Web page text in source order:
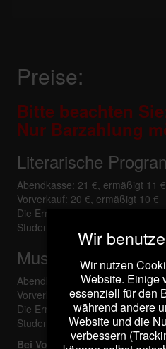
Preise:
Bitte beachten
Nur Barzahlung
Literarische
Abendkasse: 21 €, ermäßigt 11 €
Vorverkauf: 20 €, ermäßigt 10 €
Die Ermäßigung gilt für
Studenten und Besucher mit
Musikalische
Abendkasse: 26 €, ermäßigt 14 €
Vorverkauf: 25 €, ermäßigt 13 €
Die Ermäßigung gilt für
Studenten und Besucher mit
Bei Vorverkauf erfolgt die
Wir
Wir nutzen
Website. Einige
essenziell für den
während andere
Website und die
verbessern